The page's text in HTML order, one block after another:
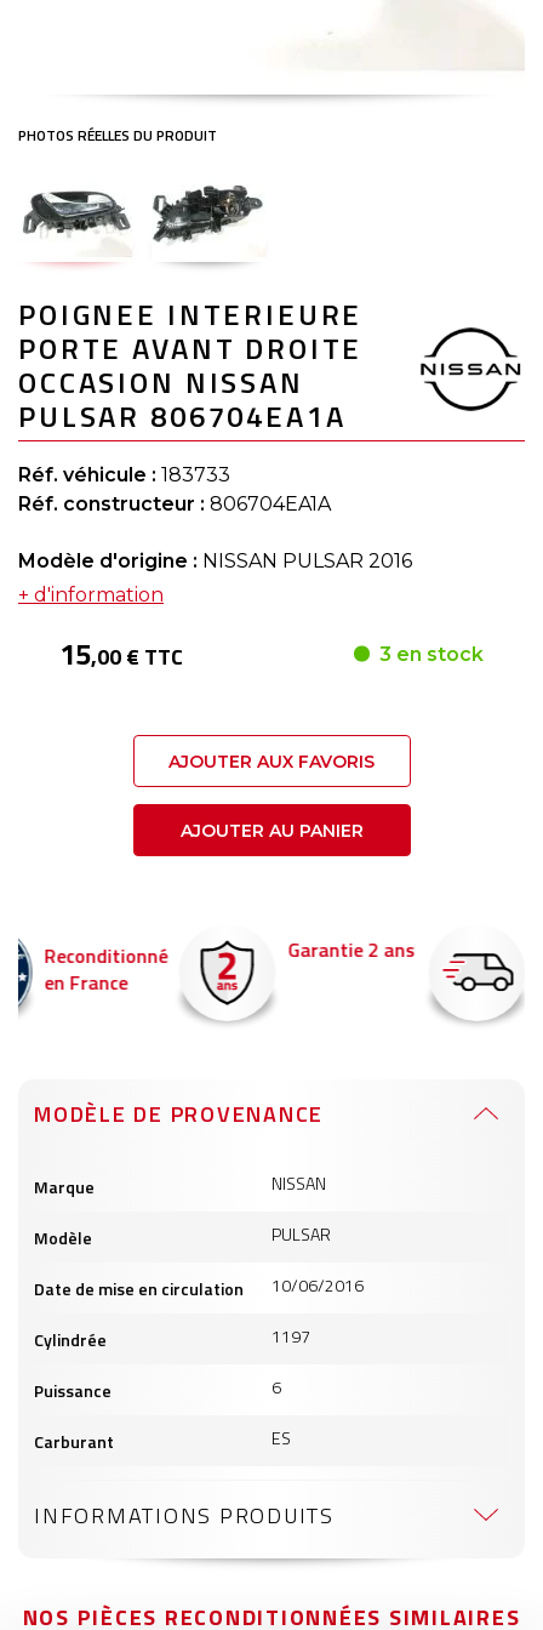
to
the
beginning
of
the
images
gallery
POIGNEE INTERIEURE
PORTE AVANT DROITE
OCCASION NISSAN
PULSAR 806704EA1A
Réf. véhicule : 183733
Réf. constructeur : 806704EA1A
Modèle d'origine : NISSAN PULSAR 2016
+ d'information
15,00 € TTC 3 en stock
AJOUTER AUX FAVORIS
AJOUTER AU PANIER
Garantie 2 ans Livraison en 24h
Commandez avant 14h
pour être livré demain !
MODÈLE DE PROVENANCE
produits
Marque NISSAN
Modèle PULSAR
Date de mise en circulation 10/06/2016
Cylindrée 1197
Puissance 6
Carburant ES
INFORMATIONS PRODUITS
NOS PIÈCES RECONDITIONNÉES SIMILAIRES